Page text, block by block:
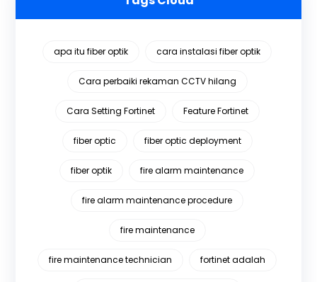
apa itu fiber optik cara instalasi fiber optik
Cara perbaiki rekaman CCTV hilang
Cara Setting Fortinet Feature Fortinet
fiber optic fiber optic deployment
fiber optik fire alarm maintenance
fire alarm maintenance procedure
fire maintenance
fire maintenance technician fortinet adalah